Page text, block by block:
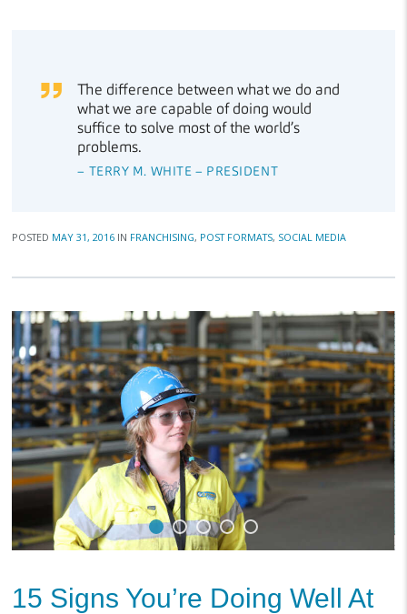
The difference between what we do and
what we are capable of doing would
suffice to solve most of the world’s
problems.
– TERRY M. WHITE – PRESIDENT
POSTED MAY 31, 2016 IN FRANCHISING, POST FORMATS, SOCIAL MEDIA
15 Signs You’re Doing Well At